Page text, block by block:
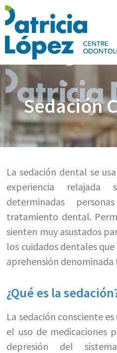
Sedación
La sedación dental se
experiencia relajada
determinadas
tratamiento dental.
sienten muy asustados
los cuidados dentales
aprehensión
¿Qué es la
La sedación consciente
el uso de medicaciones
depresión del